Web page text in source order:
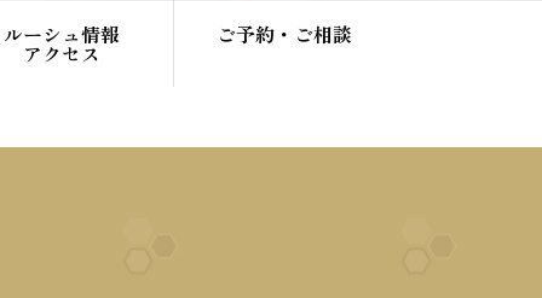
ルーシュ情報
アクセス
ご予約・ご相談